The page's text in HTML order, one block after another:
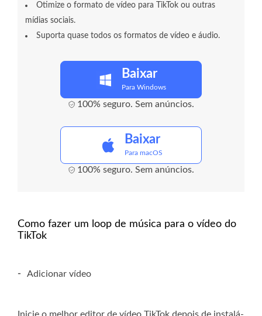
Otimize o formato de vídeo para TikTok ou outras
mídias sociais.
Suporta quase todos os formatos de vídeo e áudio.
Baixar
Para Windows
100% seguro. Sem anúncios.
Baixar
Para macOS
100% seguro. Sem anúncios.
Como fazer um loop de música para o vídeo do
TikTok
- Adicionar vídeo
Inicie o melhor editor de vídeo TikTok depois de instalá-